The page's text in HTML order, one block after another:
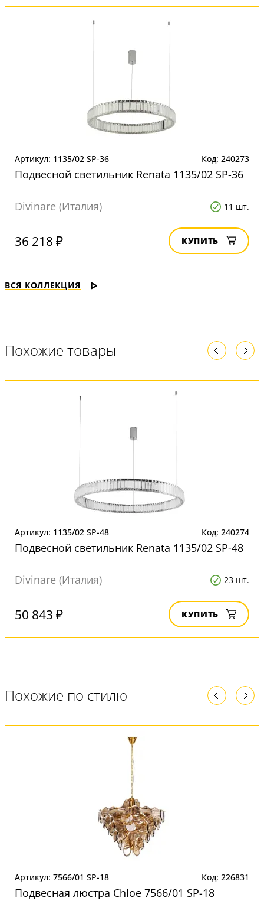
Артикул: 1135/02 SP-36 Код: 240273
Подвесной светильник Renata 1135/02 SP-36
Divinare (Италия) 11 шт.
36 218 ₽ КУПИТЬ
ВСЯ КОЛЛЕКЦИЯ
Похожие товары
Артикул: 1135/02 SP-48 Код: 240274
Подвесной светильник Renata 1135/02 SP-48
Divinare (Италия) 23 шт.
50 843 ₽ КУПИТЬ
Похожие по стилю
Артикул: 7566/01 SP-18 Код: 226831
Подвесная люстра Chloe 7566/01 SP-18